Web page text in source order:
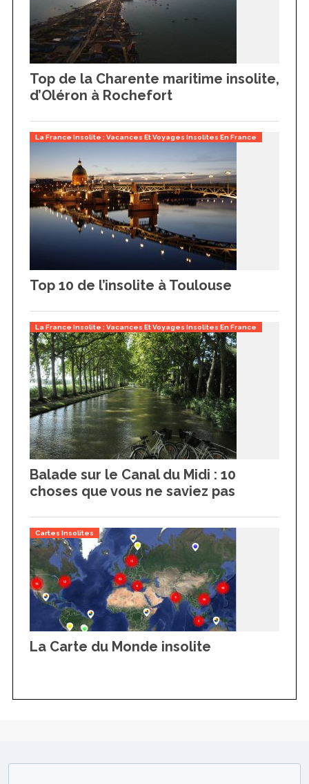
Top de la Charente maritime insolite,
d’Oléron à Rochefort
La France Insolite : Vacances Et Voyages Insolites En France
Top 10 de l’insolite à Toulouse
La France Insolite : Vacances Et Voyages Insolites En France
Balade sur le Canal du Midi : 10
choses que vous ne saviez pas
Cartes Insolites
La Carte du Monde insolite